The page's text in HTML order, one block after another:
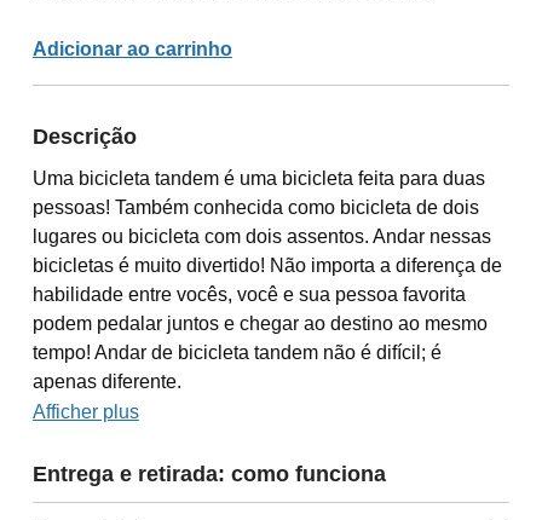
Adicionar ao carrinho
Descrição
Uma bicicleta tandem é uma bicicleta feita para duas
pessoas! Também conhecida como bicicleta de dois
lugares ou bicicleta com dois assentos. Andar nessas
bicicletas é muito divertido! Não importa a diferença de
habilidade entre vocês, você e sua pessoa favorita
podem pedalar juntos e chegar ao destino ao mesmo
tempo! Andar de bicicleta tandem não é difícil; é
apenas diferente.
Afficher plus
Entrega e retirada: como funciona